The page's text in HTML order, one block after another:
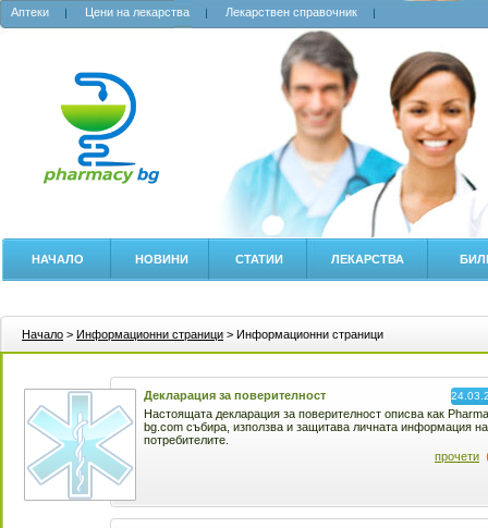
Аптеки Цени на лекарства Лекарствен справочник
НАЧАЛО НОВИНИ СТАТИИ ЛЕКАРСТВА
Начало > Информационни страници > Информационни страници
Декларация за поверителност
Настоящата декларация за поверителност описва как
bg.com събира, използва и защитава личната информация на
потребителите.
прочети